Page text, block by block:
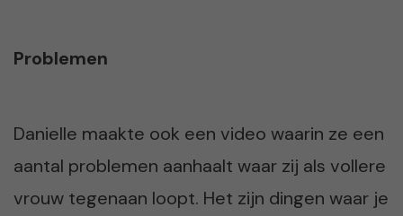
Problemen
Danielle maakte ook een video waarin ze een
aantal problemen aanhaalt waar zij als vollere
vrouw tegenaan loopt. Het zijn dingen waar je